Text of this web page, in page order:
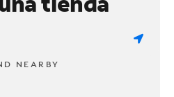
NEARBY